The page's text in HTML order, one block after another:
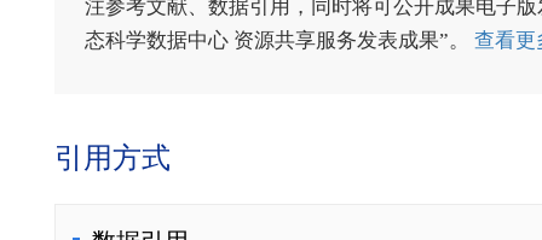
注参考文献、数据引用，同时将可公开成果电子
态科学数据中心 资源共享服务发表成果”。 查看
引用方式